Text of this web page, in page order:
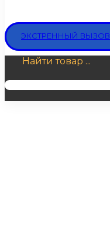
ЭКСТРЕННЫЙ ВЫЗОВ
Найти товар ...